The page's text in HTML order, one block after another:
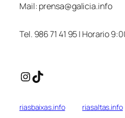
Mail: prensa@galicia.info
Tel. 986 71 41 95 | Horario
Instagram
TikTok
riasbaixas.info riasaltas.info